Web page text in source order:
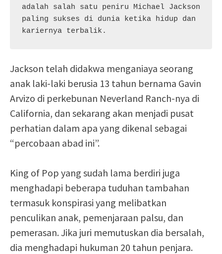
adalah salah satu peniru Michael Jackson
paling sukses di dunia ketika hidup dan
kariernya terbalik.
Jackson telah didakwa menganiaya seorang
anak laki-laki berusia 13 tahun bernama Gavin
Arvizo di perkebunan Neverland Ranch-nya di
California, dan sekarang akan menjadi pusat
perhatian dalam apa yang dikenal sebagai
“percobaan abad ini”.
King of Pop yang sudah lama berdiri juga
menghadapi beberapa tuduhan tambahan
termasuk konspirasi yang melibatkan
penculikan anak, pemenjaraan palsu, dan
pemerasan. Jika juri memutuskan dia bersalah,
dia menghadapi hukuman 20 tahun penjara.